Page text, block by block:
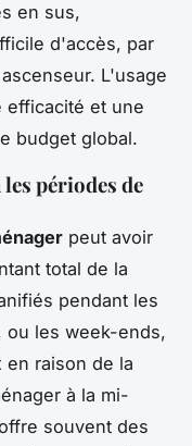
en sus,
d'accès, par
L'usage
efficacité et une
budget global.
périodes de
peut avoir
total de la
pendant les
ou les week-ends,
raison de la
à la mi-
souvent des